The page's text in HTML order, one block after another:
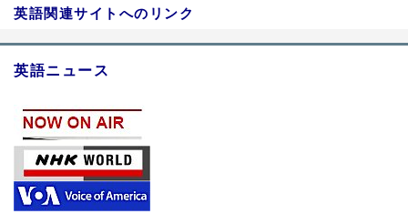
英語関連サイトへのリンク
英語ニュース